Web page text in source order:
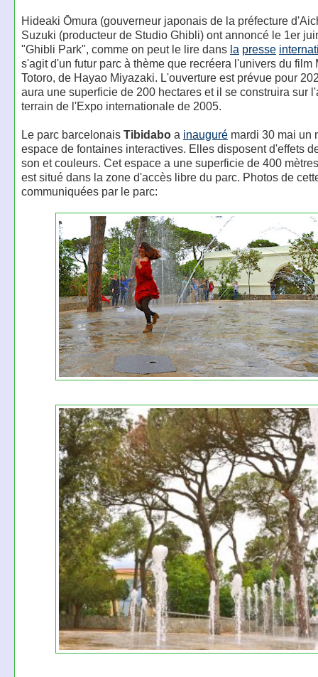
Hideaki Ōmura (gouverneur japonais de la préfecture
Suzuki (producteur de Studio Ghibli) ont annoncé le 1er
"Ghibli Park", comme on peut le lire dans la presse
s'agit d'un futur parc à thème que recréera l'univers du film
Totoro, de Hayao Miyazaki. L'ouverture est prévue pour
aura une superficie de 200 hectares et il se construira sur
terrain de l'Expo internationale de 2005.
Le parc barcelonais Tibidaboa inaugurémardi 30 mai un
espace de fontaines interactives. Elles disposent d'effets
son et couleurs. Cet espace a une superficie de 400
est situé dans la zone d'accès libre du parc. Photos de
communiquées par le parc: